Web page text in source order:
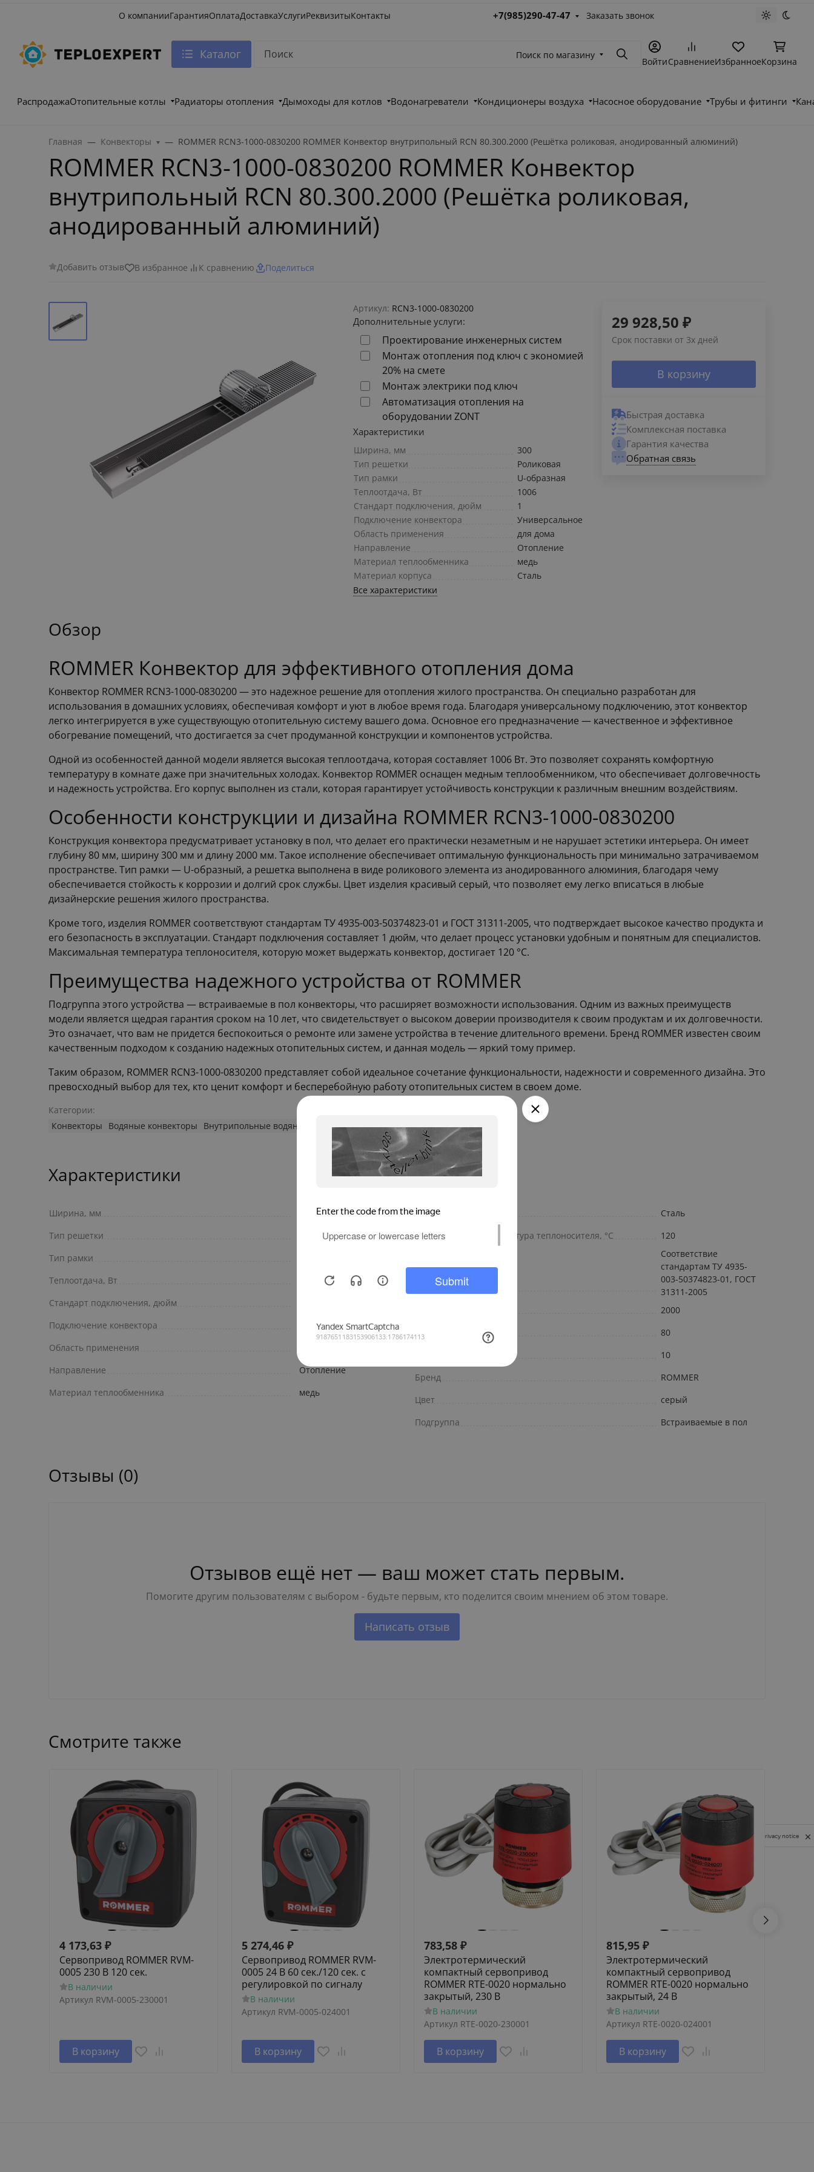
О компанииГарантияОплатаДоставкаУслугиРеквизитыКонтакты +7(985)290-47-47 Заказать звонок Светлая
Каталог Поиск по магазину ПоискВойтиСравнениеИзбранноеКорзина
РаспродажаОтопительные котлы Радиаторы отопления Дымоходы для котлов Водонагреватели Кондиционеры воздуха Насосное оборудование Трубы и фитинги
Главная Конвекторы ROMMER RCN3-1000-0830200 ROMMER Конвектор внутрипольный RCN 80.300.2000 (Решётка роликовая, анодированный алюминий)
ROMMER RCN3-1000-0830200 ROMMER Конвектор
внутрипольный RCN 80.300.2000 (Решётка роликовая,
анодированный алюминий)
Добавить отзыв В избранное К сравнению Поделиться
Артикул: RCN3-1000-0830200
Дополнительные услуги:
Проектирование инженерных систем
Монтаж отопления под ключ с экономией
20% на смете
Монтаж электрики под ключ
Автоматизация отопления на
оборудовании ZONT
Характеристики
Ширина, мм
300
Тип решетки
Роликовая
Тип рамки
U-образная
Теплоотдача, Вт
1006
Стандарт подключения, дюйм
1
Подключение конвектора
Универсальное
Область применения
для дома
Направление
Отопление
Материал теплообменника
медь
Материал корпуса
Сталь
Все характеристики
29 928,50 ₽
Срок поставки от 3х дней
В корзину
Быстрая доставка
Комплексная поставка
Гарантия качества
Обратная связь
Обзор
ROMMER Конвектор для эффективного отопления дома
Конвектор ROMMER RCN3-1000-0830200 — это надежное решение для отопления жилого пространства. Он специально разработан для
использования в домашних условиях, обеспечивая комфорт и уют в любое время года. Благодаря универсальному подключению, этот конвектор
легко интегрируется в уже существующую отопительную систему вашего дома. Основное его предназначение — качественное и эффективное
обогревание помещений, что достигается за счет продуманной конструкции и компонентов устройства.
Одной из особенностей данной модели является высокая теплоотдача, которая составляет 1006 Вт. Это позволяет сохранять комфортную
температуру в комнате даже при значительных холодах. Конвектор ROMMER оснащен медным теплообменником, что обеспечивает долговечность
и надежность устройства. Его корпус выполнен из стали, которая гарантирует устойчивость конструкции к различным внешним воздействиям.
Особенности конструкции и дизайна ROMMER RCN3-1000-0830200
Конструкция конвектора предусматривает установку в пол, что делает его практически незаметным и не нарушает эстетики интерьера. Он имеет
глубину 80 мм, ширину 300 мм и длину 2000 мм. Такое исполнение обеспечивает оптимальную функциональность при минимально затрачиваемом
пространстве. Тип рамки — U-образный, а решетка выполнена в виде роликового элемента из анодированного алюминия, благодаря чему
обеспечивается стойкость к коррозии и долгий срок службы. Цвет изделия красивый серый, что позволяет ему легко вписаться в любые
дизайнерские решения жилого пространства.
Кроме того, изделия ROMMER соответствуют стандартам ТУ 4935-003-50374823-01 и ГОСТ 31311-2005, что подтверждает высокое качество продукта и
его безопасность в эксплуатации. Стандарт подключения составляет 1 дюйм, что делает процесс установки удобным и понятным для специалистов.
Максимальная температура теплоносителя, которую может выдержать конвектор, достигает 120 °С.
Преимущества надежного устройства от ROMMER
Подгруппа этого устройства — встраиваемые в пол конвекторы, что расширяет возможности использования. Одним из важных преимуществ
модели является щедрая гарантия сроком на 10 лет, что свидетельствует о высоком доверии производителя к своим продуктам и их долговечности.
Это означает, что вам не придется беспокоиться о ремонте или замене устройства в течение длительного времени. Бренд ROMMER известен своим
качественным подходом к созданию надежных отопительных систем, и данная модель — яркий тому пример.
Таким образом, ROMMER RCN3-1000-0830200 представляет собой идеальное сочетание функциональности, надежности и современного дизайна. Это
превосходный выбор для тех, кто ценит комфорт и бесперебойную работу отопительных систем в своем доме.
Категории:
Конвекторы
Водяные конвекторы Внутрипольные водяные конвекторы
Характеристики
Ширина, мм
Тип решетки
Роликовая
Тип рамки
Теплоотдача, Вт
Стандарт подключения, дюйм
Подключение конвектора
Универсальное
Область применения
Направление
Отопление
Материал теплообменника
медь
Материал корпуса
Сталь
Максимальная температура теплоносителя, °С
120
Дополнительно
Соответствие
стандартам ТУ 4935-
003-50374823-01, ГОСТ
31311-2005
2000
Глубина, мм
80
10
Бренд
ROMMER
Цвет
серый
Подгруппа
Встраиваемые в пол
Отзывы (0)
Отзывов ещё нет — ваш может стать первым.
Помогите другим пользователям с выбором - будьте первым, кто поделится своим мнением об этом товаре.
Написать отзыв
Смотрите также
4 173,63 ₽
Сервопривод ROMMER RVM-
0005 230 В 120 сек.
В наличии
Артикул RVM-0005-230001
В корзину
5 274,46 ₽
Сервопривод ROMMER RVM-
0005 24 В 60 сек./120 сек. c
регулировкой по сигналу
В наличии
Артикул RVM-0005-024001
В корзину
783,58 ₽
Электротермический
компактный сервопривод
ROMMER RTE-0020 нормально
закрытый, 230 В
В наличии
Артикул RTE-0020-230001
В корзину
815,95 ₽
Электротермический
компактный сервопривод
ROMMER RTE-0020 нормально
закрытый, 24 В
В наличии
Артикул RTE-0020-024001
В корзину
Privacy notice